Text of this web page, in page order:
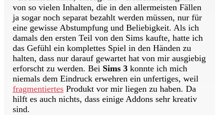
von so vielen Inhalten, die in den allermeisten Fällen
ja sogar noch separat bezahlt werden müssen, nur für
eine gewisse Abstumpfung und Beliebigkeit. Als ich
damals den ersten Teil von den Sims kaufte, hatte ich
das Gefühl ein komplettes Spiel in den Händen zu
halten, dass nur darauf gewartet hat von mir ausgiebig
erforscht zu werden. Bei Sims 3konnte ich mich
niemals dem Eindruck erwehren ein unfertiges, weil
fragmentiertesProdukt vor mir liegen zu haben. Da
hilft es auch nichts, dass einige Addons sehr kreativ
sind.